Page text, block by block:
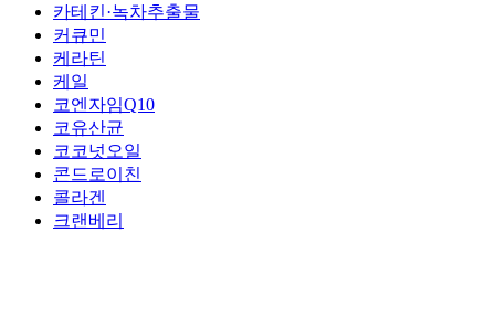
카테킨·녹차추출물
커큐민
케라틴
케일
코엔자임Q10
코유산균
코코넛오일
콘드로이친
콜라겐
크랜베리